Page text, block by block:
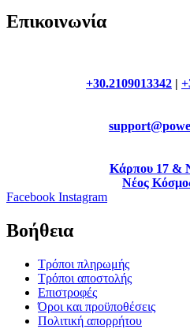
Επικοινωνία
+30.2109013342 |
Κάρπου 17 &
Νέος
Facebook Instagram
Βοήθεια
Τρόποι πληρωμής
Τρόποι αποστολής
Επιστροφές
Όροι και προϋποθέσεις
Πολιτική απορρήτου